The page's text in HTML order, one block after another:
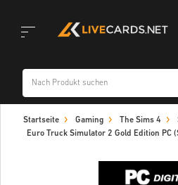
navigation
Startseite Gaming The Sims 4
Euro Truck Simulator 2 Gold Edition PC